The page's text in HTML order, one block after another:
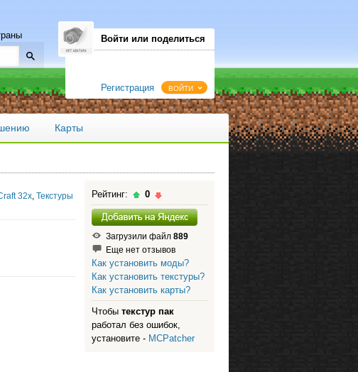
Войти или поделиться
Регистрация ВОЙТИ
Карты
32x Текстуры
Рейтинг: 0
Загрузили файл 889
Еще нет отзывов
Как установить моды?
Как установить текстуры?
Как установить карты?
Чтобы текстур пак
работал без ошибок,
установите - MCPatcher